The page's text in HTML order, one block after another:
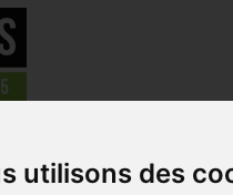
utilisons des
- Cintre - Direction -